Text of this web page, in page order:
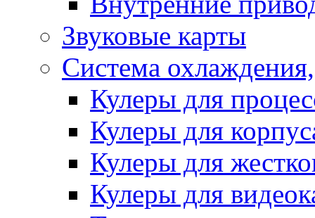
Звуковые карты
Система
Кулеры для
Кулеры для
Кулеры для
Кулеры для